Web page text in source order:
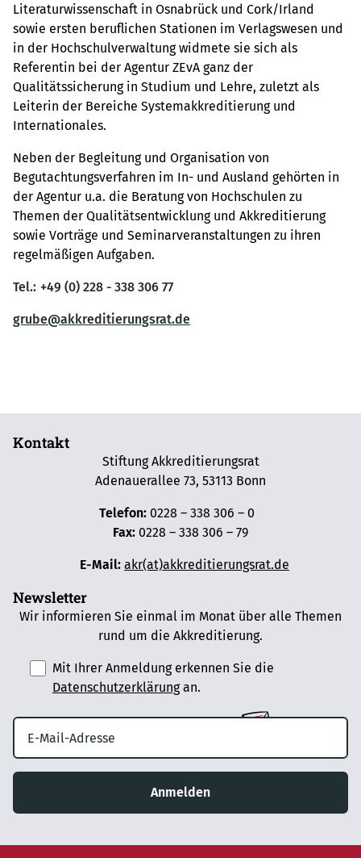
Literaturwissenschaft in Osnabrück und Cork/Irland
sowie ersten beruflichen Stationen im Verlagswesen und
in der Hochschulverwaltung widmete sie sich als
Referentin bei der Agentur ZEvA ganz der
Qualitätssicherung in Studium und Lehre, zuletzt als
Leiterin der Bereiche Systemakkreditierung und
Internationales.
Neben der Begleitung und Organisation von
Begutachtungsverfahren im In- und Ausland gehörten in
der Agentur u.a. die Beratung von Hochschulen zu
Themen der Qualitätsentwicklung und Akkreditierung
sowie Vorträge und Seminarveranstaltungen zu ihren
regelmäßigen Aufgaben.
Tel.: +49 (0) 228 - 338 306 77
grube@akkreditierungsrat.de
Kontakt
Stiftung Akkreditierungsrat
Adenauerallee 73, 53113 Bonn
Telefon:0228 – 338 306 – 0
Fax: 0228 – 338 306 – 79
E-Mail: akr(at)akkreditierungsrat.de
Newsletter
Wir informieren Sie einmal im Monat über alle Themen
rund um die Akkreditierung.
Mit Ihrer Anmeldung erkennen Sie die
Datenschutzerklärungan.
Anmelden